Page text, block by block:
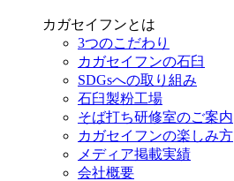
カガセイフンとは
3つのこだわり
カガセイフンの石臼
SDGsへの取り組み
石臼製粉工場
そば打ち研修室のご案内
カガセイフンの楽しみ方
メディア掲載実績
会社概要